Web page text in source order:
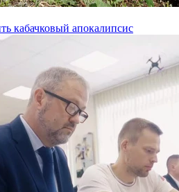
кабачковый апокалипсис